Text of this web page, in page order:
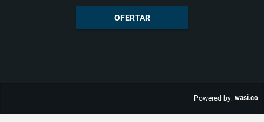
OFERTAR
Powered by: wasi.co